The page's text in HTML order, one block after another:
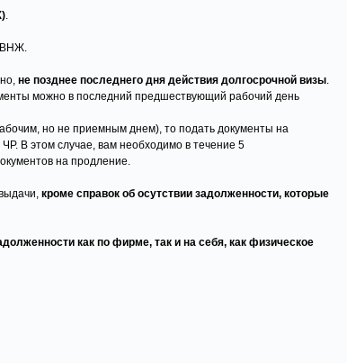
.
ВНЖ.
но, не позднее последнего дня действия долгосрочной визы.
можно в последний предшествующий рабочий день
но не приемным днем), то подать документы на
В этом случае, вам необходимо в течение 5
на продление.
кроме справок об осутствии задолженности, которые
как по фирме, так и на себя, как физическое